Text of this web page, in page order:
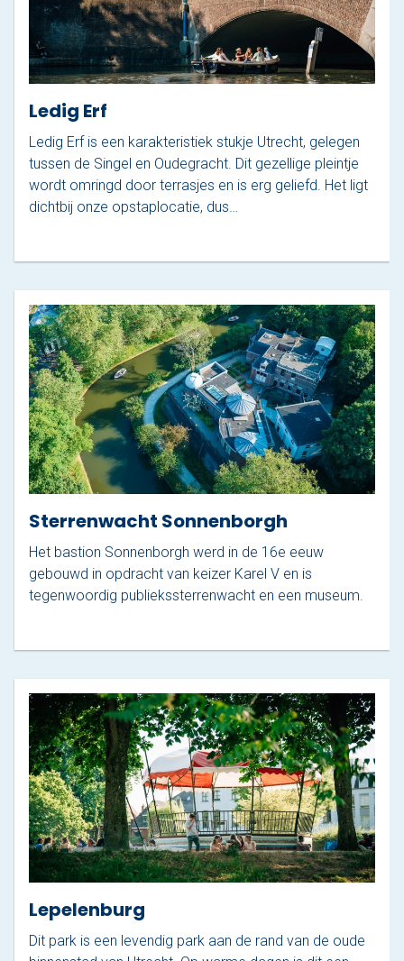
Ledig Erf
Ledig Erf is een karakteristiek stukje Utrecht, gelegen
tussen de Singel en Oudegracht. Dit gezellige pleintje
wordt omringd door terrasjes en is erg geliefd. Het ligt
dichtbij onze opstaplocatie, dus…
Sterrenwacht Sonnenborgh
Het bastion Sonnenborgh werd in de 16e eeuw
gebouwd in opdracht van keizer Karel V en is
tegenwoordig publiekssterrenwacht en een museum.
Lepelenburg
Dit park is een levendig park aan de rand van de oude